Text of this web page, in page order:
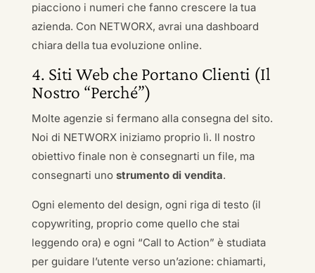
piacciono i numeri che fanno crescere la tua
azienda. Con NETWORX, avrai una dashboard
chiara della tua evoluzione online.
4. Siti Web che Portano Clienti (Il
Nostro “Perché”)
Molte agenzie si fermano alla consegna del sito.
Noi di NETWORX iniziamo proprio lì. Il nostro
obiettivo finale non è consegnarti un file, ma
consegnarti uno strumento di vendita.
Ogni elemento del design, ogni riga di testo (il
copywriting, proprio come quello che stai
leggendo ora) e ogni “Call to Action” è studiata
per guidare l’utente verso un’azione: chiamarti,